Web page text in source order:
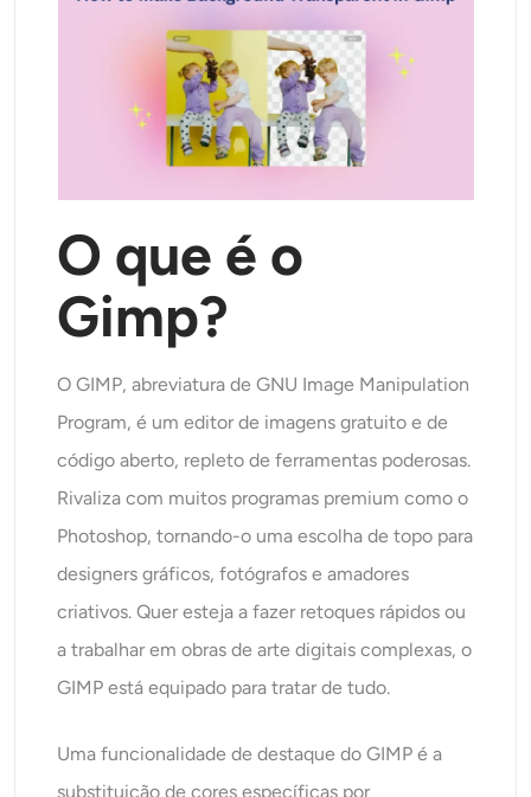
Gerador de tiro na cabeça Pro
Gerador de tiro na cabeça AI
Criador de fotos para passaporte
Ferramentas de vídeo
Aprimorador de vídeo
Removedor de Marca-d'água de Vídeo
O que é o
Gimp?
O GIMP, abreviatura de GNU Image Manipulation
Program, é um editor de imagens gratuito e de
código aberto, repleto de ferramentas poderosas.
Rivaliza com muitos programas premium como o
Photoshop, tornando-o uma escolha de topo para
designers gráficos, fotógrafos e amadores
criativos. Quer esteja a fazer retoques rápidos ou
a trabalhar em obras de arte digitais complexas, o
GIMP está equipado para tratar de tudo.
Uma funcionalidade de destaque do GIMP é a
substituição de cores específicas por